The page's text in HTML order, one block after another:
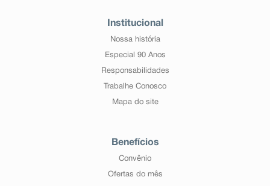
Institucional
Nossa história
Especial 90 Anos
Responsabilidades
Trabalhe Conosco
Mapa do site
Benefícios
Convênio
Ofertas do mês